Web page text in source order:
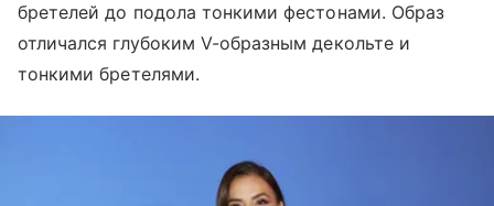
бретелей до подола тонкими фестонами. Образ
отличался глубоким V-образным декольте и
тонкими бретелями.